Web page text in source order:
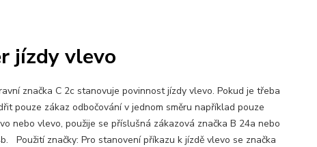
jízdy vlevo
značka C 2c stanovuje povinnost jízdy vlevo. Pokud je třeba
pouze zákaz odbočování v jednom směru například pouze
nebo vlevo, použije se příslušná zákazová značka B 24a nebo
Použití značky: Pro stanovení příkazu k jízdě vlevo se značka